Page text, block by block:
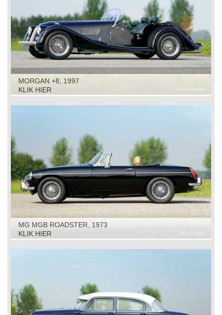
MORGAN +8, 1997
KLIK HIER
MG MGB ROADSTER, 1973
KLIK HIER